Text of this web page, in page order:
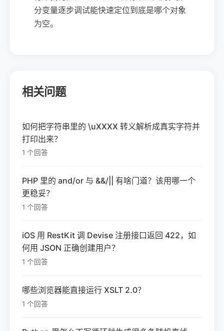
分变量逐步调试能快速定位到底是哪个对象
为空。
相关问题
如何把字符串里的 \uXXXX 转义解析成真实字符并
打印出来？
1 个回答
PHP 里的 and/or 与 &&/|| 有啥门道？该用哪一个
更稳妥？
1 个回答
iOS 用 RestKit 调 Devise 注册接口返回 422，如
何用 JSON 正确创建用户？
1 个回答
哪些浏览器能直接运行 XSLT 2.0？
1 个回答